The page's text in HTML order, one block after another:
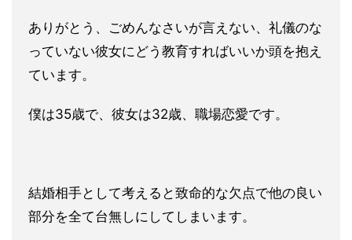
ありがとう、ごめんなさいが言えない、礼儀のな
っていない彼女にどう教育すればいいか頭を抱え
ています。
僕は35歳で、彼女は32歳、職場恋愛です。
結婚相手として考えると致命的な欠点で他の良い
部分を全て台無しにしてしまいます。